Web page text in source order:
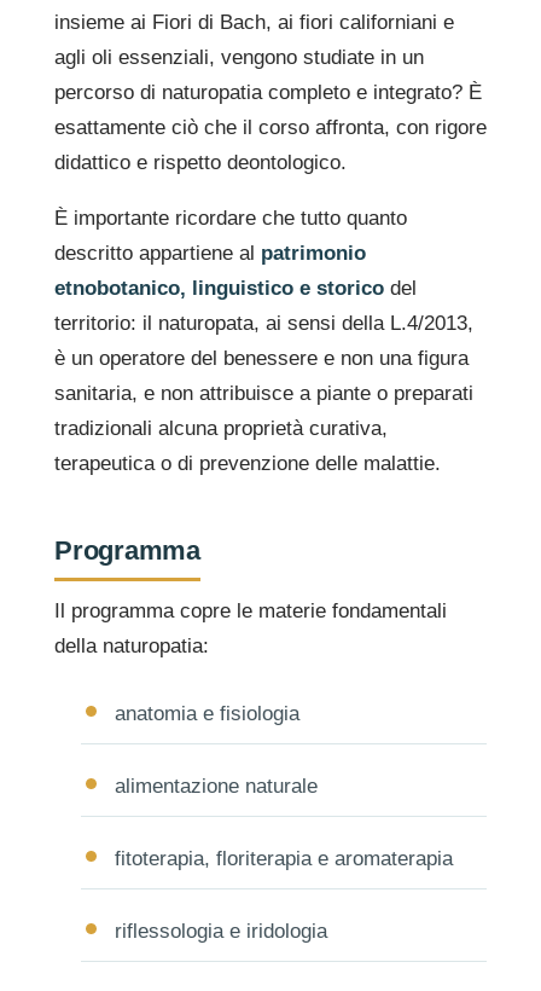
insieme ai Fiori di Bach, ai fiori californiani e
agli oli essenziali, vengono studiate in un
percorso di naturopatia completo e integrato? È
esattamente ciò che il corso affronta, con rigore
didattico e rispetto deontologico.
È importante ricordare che tutto quanto
descritto appartiene al patrimonio
etnobotanico, linguistico e storico del
territorio: il naturopata, ai sensi della L.4/2013,
è un operatore del benessere e non una figura
sanitaria, e non attribuisce a piante o preparati
tradizionali alcuna proprietà curativa,
terapeutica o di prevenzione delle malattie.
Programma
Il programma copre le materie fondamentali
della naturopatia:
anatomia e fisiologia
alimentazione naturale
fitoterapia, floriterapia e aromaterapia
riflessologia e iridologia